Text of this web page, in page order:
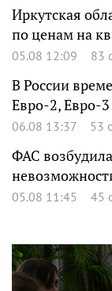
Иркутская
по ценам на
05.08 12:09 83
В России
Евро-2, Евро-
06.08 13:37 53
ФАС
05.08 11:45 45